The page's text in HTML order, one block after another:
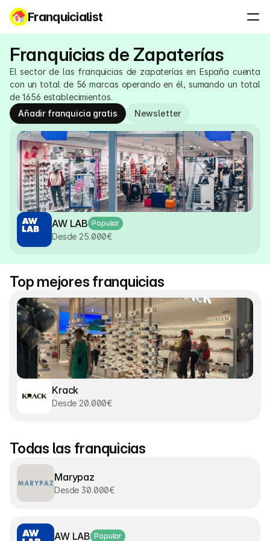
Franquicialist
Franquicias de Zapaterías
El sector de las franquicias de zapaterías en España cuenta
con un total de 56 marcas operando en él, sumando un total
de 1.656 establecimientos.
Añadir franquicia gratis
Newsletter
AW LAB Popular
Desde 25.000€
Top mejores franquicias
Krack
Desde 20.000€
Todas las franquicias
Marypaz
Desde 30.000€
AW LAB Popular